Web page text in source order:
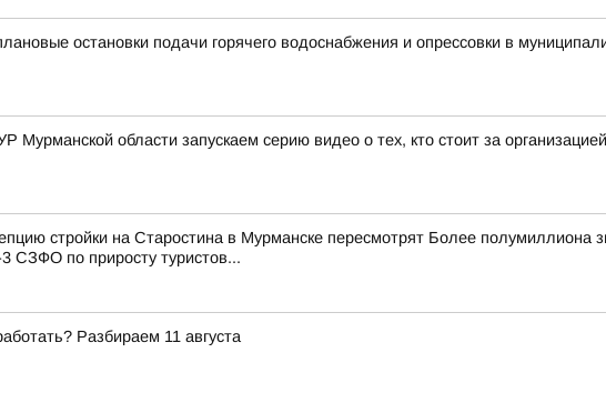
остановки подачи горячего водоснабжения и опрессовки в
Мурманской области запускаем серию видео о тех, кто стоит за
стройки на Старостина в Мурманске пересмотрят Более
СЗФО по приросту туристов...
Разбираем 11 августа